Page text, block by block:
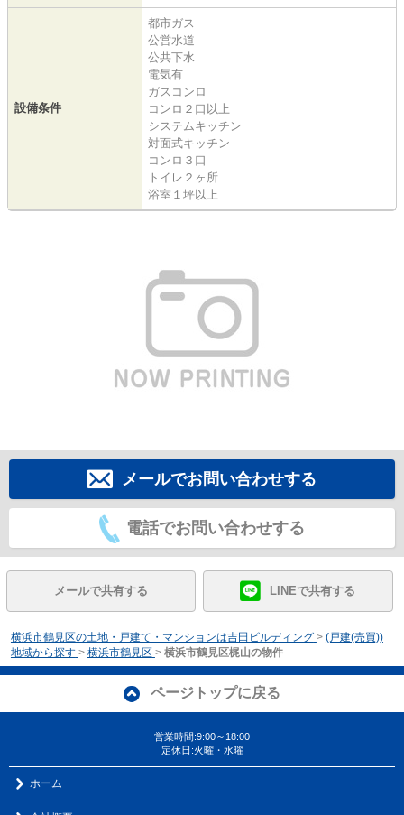
設備条件
都市ガス
公営水道
公共下水
電気有
ガスコンロ
コンロ２口以上
システムキッチン
対面式キッチン
コンロ３口
トイレ２ヶ所
浴室１坪以上
メールでお問い合わせする
電話でお問い合わせする
メールで共有する LINEで共有する
横浜市鶴見区の土地・戸建て・マンションは吉田ビルディング > (戸建(売買))
地域から探す > 横浜市鶴見区 > 横浜市鶴見区梶山の物件
ページトップに戻る
営業時間:9:00～18:00
定休日:火曜・水曜
ホーム